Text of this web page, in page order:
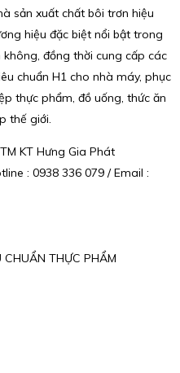
sản xuất chất bôi trơn hiệu
hiệu đặc biệt nổi bật trong
đồng thời cung cấp các
chuẩn H1 cho nhà máy, phục
thực phẩm, đồ uống, thức ăn
thế giới.
KT Hưng Gia Phát
: 0938 336 079 / Email :
THỰC PHẨM